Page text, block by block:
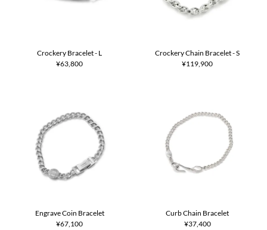
Crockery Bracelet - L
¥63,800
Crockery Chain Bracelet - S
¥119,900
Engrave Coin Bracelet
¥67,100
Curb Chain Bracelet
¥37,400